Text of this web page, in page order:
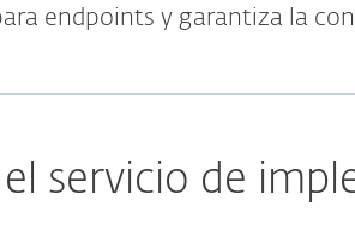
endpoints y garantiza la
servicio de